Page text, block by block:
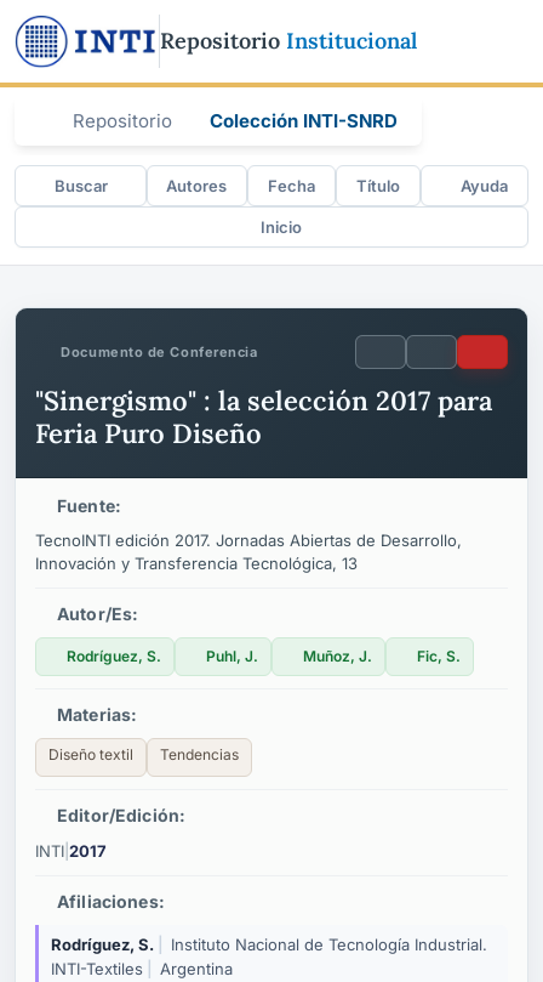
Repositorio Institucional
Repositorio Colección INTI-SNRD
Buscar Autores Fecha Título Ayuda
Inicio
Documento de Conferencia
"Sinergismo" : la selección 2017 para
Feria Puro Diseño
Fuente:
TecnoINTI edición 2017. Jornadas Abiertas de Desarrollo,
Innovación y Transferencia Tecnológica, 13
Autor/es:
Rodríguez, S. Puhl, J. Muñoz, J. Fic, S.
Materias:
Diseño textil Tendencias
Editor/edición:
INTI 2017
Afiliaciones:
Rodríguez, S.
Instituto Nacional de Tecnología Industrial.
INTI-Textiles
Argentina